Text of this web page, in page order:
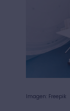
Imagen: Freepik